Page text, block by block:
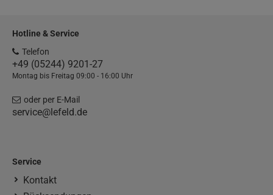
Hotline & Service
Telefon
+49 (05244) 9201-27
Montag bis Freitag 09:00 - 16:00 Uhr
oder per E-Mail
service@lefeld.de
Service
Kontakt